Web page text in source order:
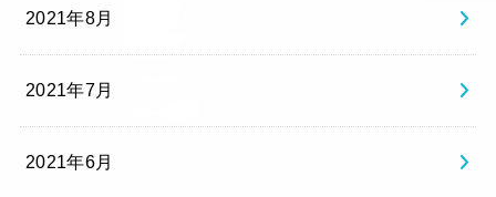
2021年8月
2021年7月
2021年6月